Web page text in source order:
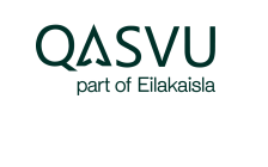
content